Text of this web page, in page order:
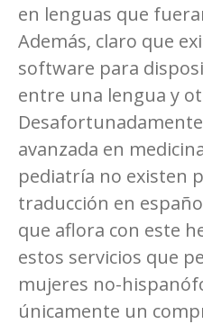
en lenguas que
Además, claro que
software para
entre una lengua y
avanzada en
pediatría no existen
traducción en
que aflora con este
estos servicios que
mujeres no-
únicamente un